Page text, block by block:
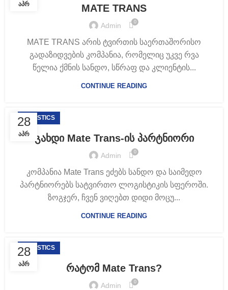
ᲐᲞᲠ MATE TRANS
Admin 0
MATE TRANS არის ტვირთის საერთაშორისო
გადაზიდვების კომპანია, რომელიც უკვე რვა
წელია ქმნის სანდო, სწრაფ და კლიენტის...
CONTINUE READING
28
ᲐᲞᲠ
LOGISTICS
გახდი Mate Trans-ის პარტნიორი
Admin 0
კომპანია Mate Trans ეძებს სანდო და საიმედო
პარტნიორებს სატვირთო ლოგისტიკის სფეროში.
ზოგჯერ, ჩვენ ვიღებთ დიდი მოცუ...
CONTINUE READING
28
ᲐᲞᲠ
LOGISTICS
რატომ Mate Trans?
Admin 0